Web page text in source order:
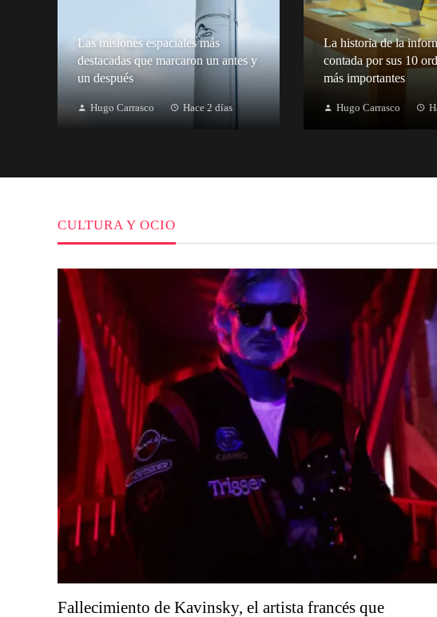
Las misiones espaciales más
destacadas que marcaron un antes y
un después
Hugo Carrasco Hace 2 días
La historia de la
contada por sus 10
más importantes
Hugo Carrasco
CULTURA Y OCIO
Fallecimiento de Kavinsky, el artista francés que